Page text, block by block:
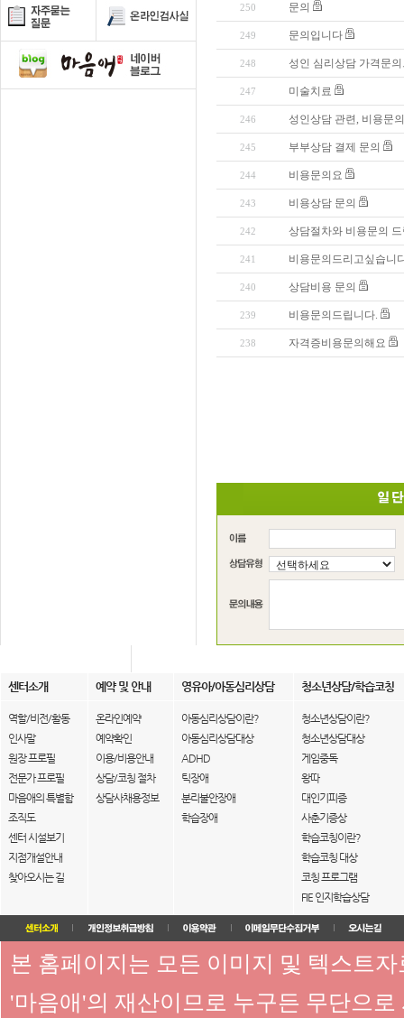
250 문의
249 문의입니다
248 성인 심리상담 가격문
247 미술치료
246 성인상담 관련, 비용문
245 부부상담 결제 문의
244 비용문의요
243 비용상담 문의
242 상담절차와 비용문의
241 비용문의드리고싶습니
240 상담비용 문의
239 비용문의드립니다.
238 자격증비용문의해요
센터소개 예약 및 안내 영유아/아동심리상담 청소년상담/학습코칭
역할/비전/활동
인사말
원장 프로필
전문가 프로필
마음애의 특별함
조직도
센터 시설보기
지점개설안내
찾아오시는 길
온라인예약
예약확인
이용/비용안내
상담/코칭 절차
상담사채용정보
아동심리상담이란?
아동심리상담대상
ADHD
틱장애
분리불안장애
학습장애
청소년상담이란?
청소년상담대상
게임중독
왕따
대인기피증
사춘기증상
학습코칭이란?
학습코칭 대상
코칭 프로그램
FIE 인지학습상담
본 홈페이지는 모든 이미지 및 텍스트
'마음애'의 재산이므로 누구든 무단으